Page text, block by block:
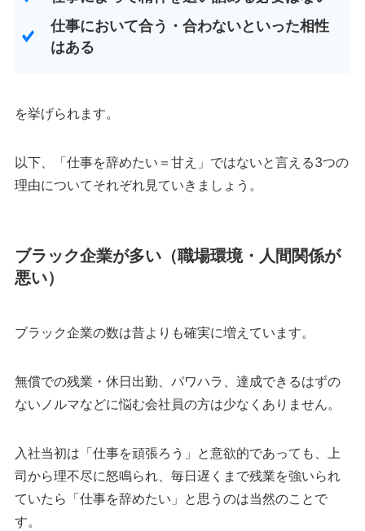
仕事において合う・合わないといった相性
はある
を挙げられます。
以下、「仕事を辞めたい＝甘え」ではないと言える3つの
理由についてそれぞれ見ていきましょう。
ブラック企業が多い（職場環境・人間関係が
悪い）
ブラック企業の数は昔よりも確実に増えています。
無償での残業・休日出勤、パワハラ、達成できるはずの
ないノルマなどに悩む会社員の方は少なくありません。
入社当初は「仕事を頑張ろう」と意欲的であっても、上
司から理不尽に怒鳴られ、毎日遅くまで残業を強いられ
ていたら「仕事を辞めたい」と思うのは当然のことで
す。